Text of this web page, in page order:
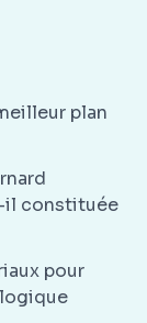
plan
il constituée
pour